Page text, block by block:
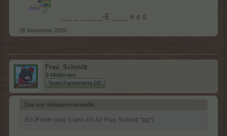
_ _ _ _ _ _ _-E _ _ _ e s s
28 November 2020
Frau_Schmitt
S-Moderator
Team Farmerama DE
Zitat von 96bauerntrampel96: ↑
Ein F bitte (das S lass ich für Frau Schmitt *gg*)